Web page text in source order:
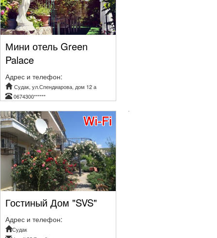
Мини отель Green
Palace
Адрес и телефон:
Судак, ул.Спендиарова, дом 12 а
0674300******
Гостиный Дом "SVS"
Адрес и телефон:
Судак